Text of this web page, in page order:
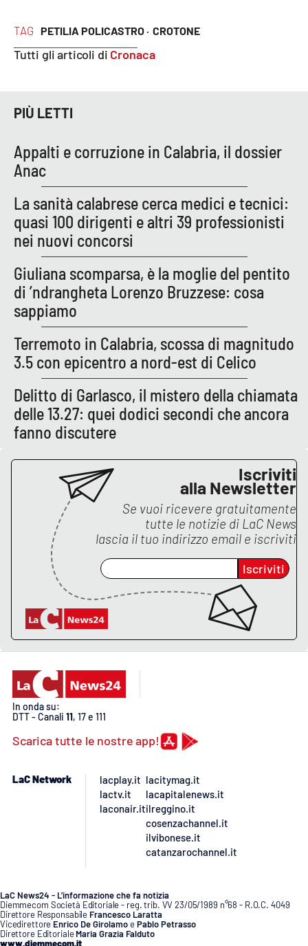
Catanzaro
Vibo Valentia
Reggio Calabria
Cosenza
Lamezia Terme
PROGETTI
Buona Sanità Calabria
LA
CALABRIAVISIONE
Storie
LAC
NETWORK
Lacplay.it
Lactv.it
Laconair.it
Lacitymag.it
Lacapitalenews.it
Catanzarochannel.it
TAG PETILIA POLICASTRO · CROTONE
Tutti gli articoli di Cronaca
PIÙ LETTI
Appalti e corruzione in Calabria, il dossier
Anac
La sanità calabrese cerca medici e tecnici:
quasi 100 dirigenti e altri 39 professionisti
nei nuovi concorsi
Giuliana scomparsa, è la moglie del pentito
di ’ndrangheta Lorenzo Bruzzese: cosa
sappiamo
Terremoto in Calabria, scossa di magnitudo
3.5 con epicentro a nord-est di Celico
Delitto di Garlasco, il mistero della chiamata
delle 13.27: quei dodici secondi che ancora
fanno discutere
Iscriviti
alla Newsletter
Se vuoi ricevere gratuitamente
tutte le notizie di LaC News
lascia il tuo indirizzo email e iscriviti
Iscriviti
In onda su:
DTT - Canali 11, 17 e 111
Scarica tutte le nostre app!
LaC Network
lacplay.it
lactv.it
laconair.it
lacitymag.it
lacapitalenews.it
ilreggino.it
cosenzachannel.it
ilvibonese.it
catanzarochannel.it
LaC News24 - L’informazione che fa notizia
Diemmecom Società Editoriale - reg. trib. VV 23/05/1989 n°68 - R.O.C. 4049
Direttore Responsabile Francesco Laratta
Vicedirettore Enrico De GirolamoePablo Petrasso
Direttore Editoriale Maria Grazia Falduto
www.diemmecom.it